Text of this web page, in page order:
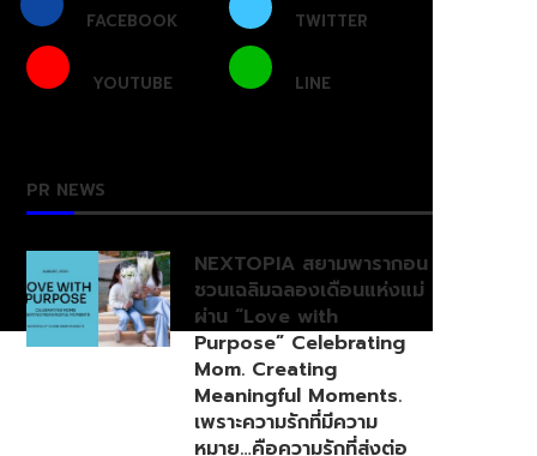
FACEBOOK TWITTER
YOUTUBE LINE
PR NEWS
NEXTOPIA สยามพารากอน
ชวนเฉลิมฉลองเดือนแห่งแม่
ผ่าน “Love with
Purpose” Celebrating
Mom. Creating
Meaningful Moments.
เพราะความรักที่มีความ
หมาย…คือความรักที่ส่งต่อ